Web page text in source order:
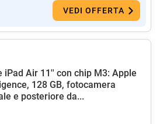
VEDI OFFERTA
iPad Air 11'' con chip M3: Apple
128 GB, fotocamera
e posteriore da...